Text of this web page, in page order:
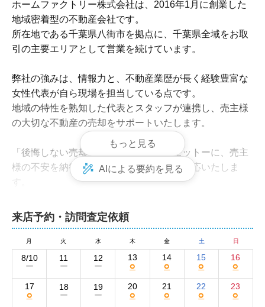
来店予約・訪問査定依頼
月 火 水 木 金 土 日
8/10
ー
11
ー
12
ー
13
○
14
○
15
○
16
○
17
○
18
ー
19
ー
20
○
21
○
22
○
23
○
ホームファクトリー株式会社は、2016年1月に創業した
地域密着型の不動産会社です。
所在地である千葉県八街市を拠点に、千葉県全域をお取
引の主要エリアとして営業を続けています。
弊社の強みは、情報力と、不動産業歴が長く経験豊富な
女性代表が自ら現場を担当している点です。
地域の特性を熟知した代表とスタッフが連携し、売主様
の大切な不動産の売却をサポートいたします。
「後悔しない売却を徹底サポート」をモットーに、売主
様の不安を納得に変えられるよう親身に対応いたしま
す。
ださい。
ホームファクトリー株式会社の集客方法と売却
活動の強み
弊社では、インターネットを主軸とした売却活動を展開
しています。
物件情報は自社ホームページと大手不動産ポータルサイ
もっと見る
AIによる要約を見る